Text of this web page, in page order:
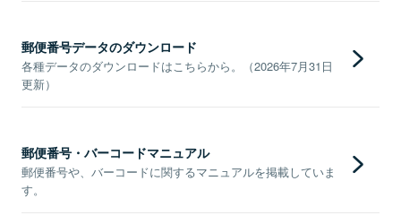
郵便番号データのダウンロード
各種データのダウンロードはこちらから。（2026年7月31日
更新）
郵便番号・バーコードマニュアル
郵便番号や、バーコードに関するマニュアルを掲載していま
す。